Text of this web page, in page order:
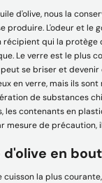
d'olive, nous la
produire. L'odeur et
récipient qui la
Le verre est le
se briser et
en verre, mais ils
de substances
les contenants en
mesure de
en
cuisson la plus